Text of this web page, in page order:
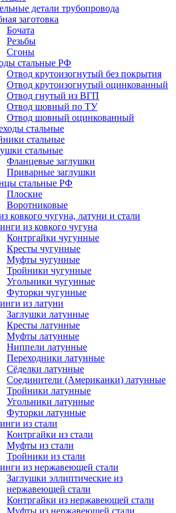
детали трубопровода
заготовка
Бочата
Резьбы
Сгоны
стальные РФ
Отвод крутоизогнутый без покрытия
Отвод крутоизогнутый оцинкованный
Отвод гнутый из ВГП
Отвод шовный по ТУ
Отвод шовный оцинкованный
стальные
стальные
стальные
Фланцевые заглушки
Приварные заглушки
стальные РФ
Плоские
Воротниковые
ковкого чугуна, латуни и стали
из ковкого чугуна
Контргайки чугунные
Кресты чугунные
Муфты чугунные
Тройники чугунные
Угольники чугунные
Футорки чугунные
из латуни
Заглушки латунные
Кресты латунные
Муфты латунные
Ниппели латунные
Переходники латунные
Сёделки латунные
Соединители (Американки) латунные
Тройники латунные
Угольники латунные
Футорки латунные
из стали
Контргайки из стали
Муфты из стали
Тройники из стали
из нержавеющей стали
Заглушки эллиптические из
нержавеющей стали
Контргайки из нержавеющей стали
Муфты из нержавеющей стали